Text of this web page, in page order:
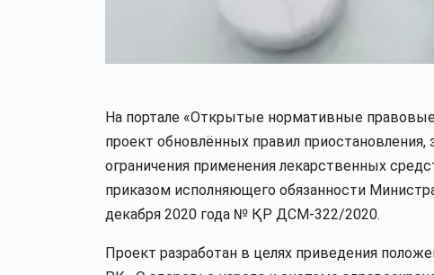
На портале «Открытые нормативные
проект обновлённых правил приостановления,
ограничения применения лекарственных
приказом исполняющего обязанности
декабря 2020 года № ҚР ДСМ-322/2020.
Проект разработан в целях приведения